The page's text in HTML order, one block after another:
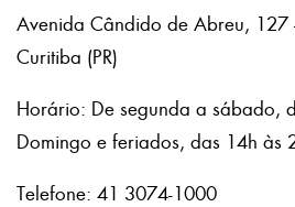
Avenida Cândido de Abreu, 127
Curitiba (PR)
Horário: De segunda a sábado,
Domingo e feriados, das 14h às
Telefone: 41 3074-1000